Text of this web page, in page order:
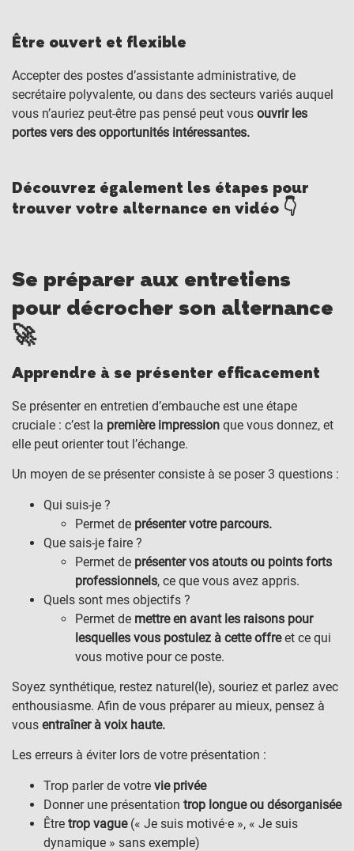
Être ouvert et flexible
Accepter des postes d’assistante administrative, de
secrétaire polyvalente, ou dans des secteurs variés auquel
vous n’auriez peut-être pas pensé peut vous ouvrir les
portes vers des opportunités intéressantes.
Découvrez également les étapes pour
trouver votre alternance en vidéo 👇
Se préparer aux entretiens
pour décrocher son alternance
🚀
Apprendre à se présenter efficacement
Se présenter en entretien d’embauche est une étape
cruciale : c’est la première impression que vous donnez, et
elle peut orienter tout l’échange.
Un moyen de se présenter consiste à se poser 3 questions :
Qui suis-je ?
Permet de présenter votre parcours.
Que sais-je faire ?
Permet de présenter vos atouts ou points forts
professionnels, ce que vous avez appris.
Quels sont mes objectifs ?
Permet de mettre en avant les raisons pour
lesquelles vous postulez à cette offreet ce qui
vous motive pour ce poste.
Soyez synthétique, restez naturel(le), souriez et parlez avec
enthousiasme. Afin de vous préparer au mieux, pensez à
vous entraîner à voix haute.
Les erreurs à éviter lors de votre présentation :
Trop parler de votre vie privée
Donner une présentation trop longue ou désorganisée
Être trop vague(« Je suis motivé·e », « Je suis
dynamique » sans exemple)